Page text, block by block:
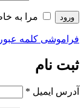
ورود مرا به
فراموشی کلمه
ثبت نام
آدرس ایمیل *